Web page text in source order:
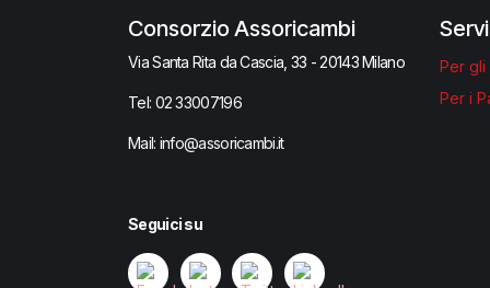
Consorzio Assoricambi
Via Santa Rita da Cascia, 33 - 20143 Milano
Tel: 02 33007​196
Mail: info@assoricambi.it
Seguici su
Per gli
Per i